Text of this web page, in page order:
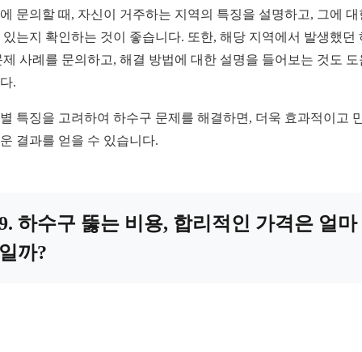
문의할 때, 자신이 거주하는 지역의 특징을 설명하고, 그에 대
있는지 확인하는 것이 좋습니다. 또한, 해당 지역에서 발생했던
제 사례를 문의하고, 해결 방법에 대한 설명을 들어보는 것도 도
.
특징을 고려하여 하수구 문제를 해결하면, 더욱 효과적이고
결과를 얻을 수 있습니다.
하수구 뚫는 비용, 합리적인 가격은 얼마
까?